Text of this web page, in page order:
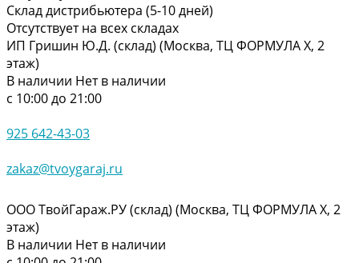
Склад дистрибьютера (5-10 дней)
Отсутствует на всех складах
ИП Гришин Ю.Д. (склад) (Москва, ТЦ ФОРМУЛА Х, 2
этаж)
В наличии Нет в наличии
с 10:00 до 21:00
925 642-43-03
zakaz@tvoygaraj.ru
ООО ТвойГараж.РУ (склад) (Москва, ТЦ ФОРМУЛА Х, 2
этаж)
В наличии Нет в наличии